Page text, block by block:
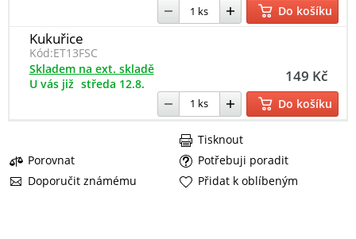
Do košíku
Kukuřice
Kód:ET13FSC
149 Kč
Skladem na ext. skladě
U vás již středa 12.8.
Do košíku
Porovnat
Potřebuji poradit
Doporučit známému
Tisknout
Přidat k oblíbeným